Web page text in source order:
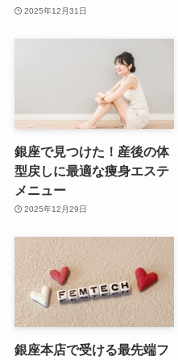
2025年12月31日
銀座で見つけた！産後の体
型戻しに最適な痩身エステ
メニュー
2025年12月29日
銀座本店で受ける最先端フ